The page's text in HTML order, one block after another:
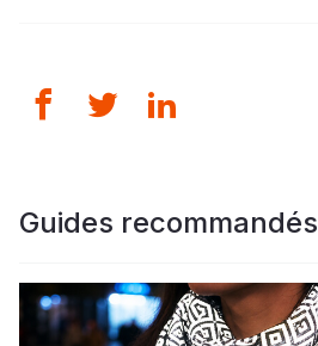
Guides recommandés